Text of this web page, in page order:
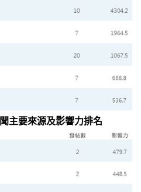
主要來源及影響力排名